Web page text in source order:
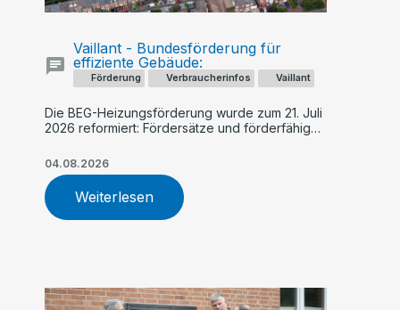
Förderung Verbraucherinfos Vaillant
Vaillant - Bundesförderung für
effiziente Gebäude:
Die BEG-Heizungsförderung wurde zum 21. Juli
2026 reformiert: Fördersätze und förderfähige
Geringverdiener und Familien stärker
profitieren. Ein früher Antrag – etwa für eine
Vaillant Wärmepumpe – kann sich finanziell
lohnen.
04.08.2026
Weiterlesen